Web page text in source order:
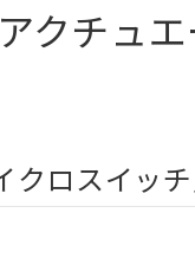
クチュエ
クロスイッ